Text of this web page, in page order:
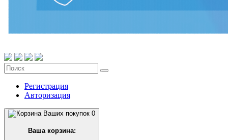
Регистрация
Авторизация
0
Ваша корзина: